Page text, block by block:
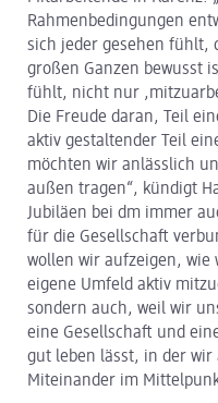
Rahmenbedingungen
sich jeder gesehen fühlt,
großen Ganzen bewusst
fühlt, nicht nur
Die Freude daran, Teil
aktiv gestaltender Teil
möchten wir anlässlich
außen tragen“, kündigt
Jubiläen bei dm immer
für die Gesellschaft
wollen wir aufzeigen, wie
eigene Umfeld aktiv
sondern auch, weil wir
eine Gesellschaft und
gut leben lässt, in der
Miteinander im